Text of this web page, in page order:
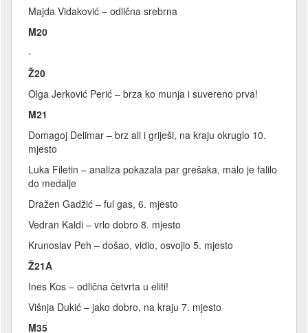
Majda Vidaković – odlična srebrna
M20
-
Ž20
Olga Jerković Perić – brza ko munja i suvereno prva!
M21
Domagoj Delimar – brz ali i griješi, na kraju okruglo 10.
mjesto
Luka Filetin – analiza pokazala par grešaka, malo je falilo
do medalje
Dražen Gadžić – ful gas, 6. mjesto
Vedran Kaldi – vrlo dobro 8. mjesto
Krunoslav Peh – došao, vidio, osvojio 5. mjesto
Ž21A
Ines Kos – odlična četvrta u eliti!
Višnja Dukić – jako dobro, na kraju 7. mjesto
M35